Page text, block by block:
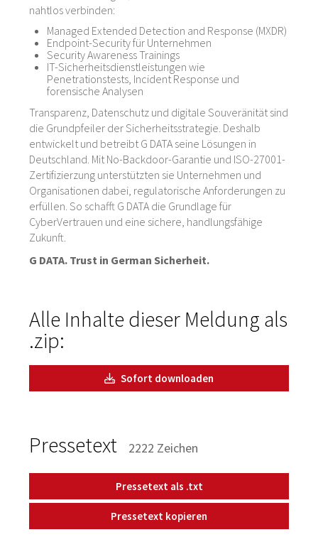
nahtlos verbinden:
Managed Extended Detection and Response (MXDR)
Endpoint-Security für Unternehmen
Security Awareness Trainings
IT-Sicherheitsdienstleistungen wie
Penetrationstests, Incident Response und
forensische Analysen
Transparenz, Datenschutz und digitale Souveränität sind
die Grundpfeiler der Sicherheitsstrategie. Deshalb
entwickelt und betreibt G DATA seine Lösungen in
Deutschland. Mit No-Backdoor-Garantie und ISO-27001-
Zertifizierzung unterstützten sie Unternehmen und
Organisationen dabei, regulatorische Anforderungen zu
erfüllen. So schafft G DATA die Grundlage für
CyberVertrauen und eine sichere, handlungsfähige
Zukunft.
G DATA. Trust in German Sicherheit.
Alle Inhalte dieser Meldung als
.zip:
Sofort downloaden
Pressetext 2222 Zeichen
Pressetext als .txt
Pressetext kopieren